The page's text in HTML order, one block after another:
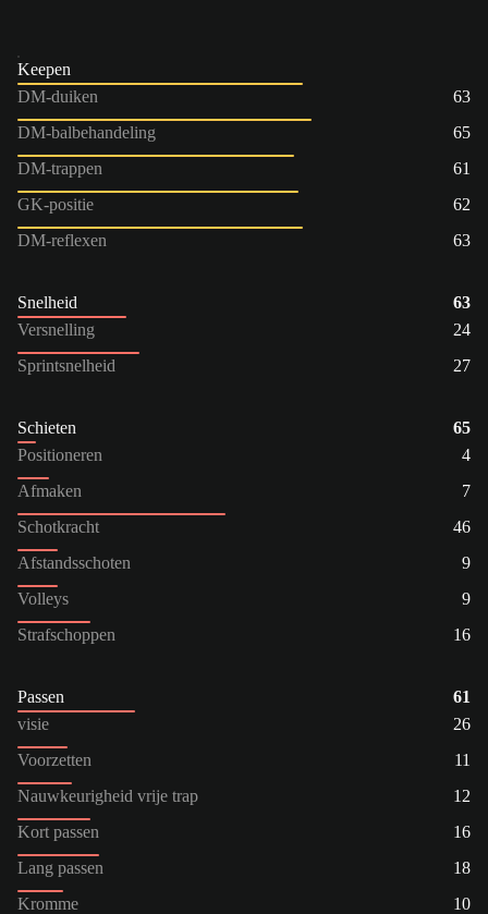
Keepen
DM-duiken
63
DM-balbehandeling
65
DM-trappen
61
GK-positie
62
DM-reflexen
63
Snelheid
63
Versnelling
24
Sprintsnelheid
27
Schieten
65
Positioneren
4
Afmaken
7
Schotkracht
46
Afstandsschoten
9
Volleys
9
Strafschoppen
16
Passen
61
visie
26
Voorzetten
11
Nauwkeurigheid vrije trap
12
Kort passen
16
Lang passen
18
Kromme
10